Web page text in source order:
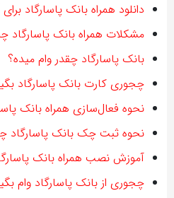
دانلود همراه بانک پاسارگاد
مشکلات همراه بانک
بانک پاسارگاد چقدر وام میده؟
چجوری کارت بانک پاسارگاد
نحوه فعال‌سازی همراه بانک
نحوه ثبت چک بانک پاسارگاد
آموزش نصب همراه بانک
چجوری از بانک پاسارگاد وام